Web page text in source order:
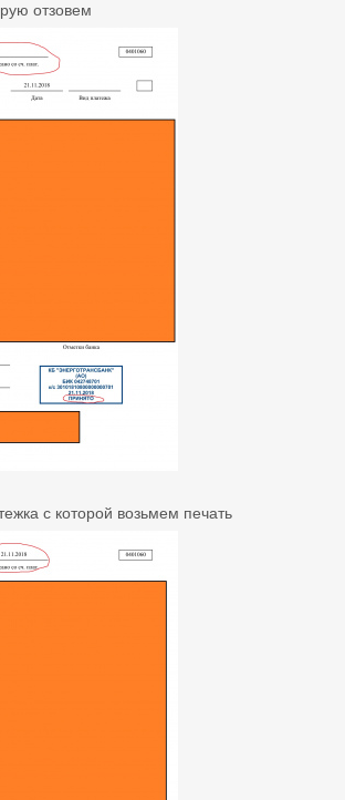
отзовем
с которой возьмем печать